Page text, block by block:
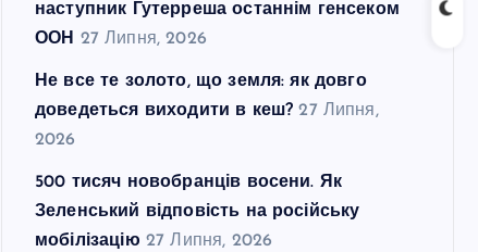
наступник Гутерреша останнім генсеком
ООН 27 Липня, 2026
Не все те золото, що земля: як довго
доведеться виходити в кеш? 27 Липня,
2026
500 тисяч новобранців восени. Як
Зеленський відповість на російську
мобілізацію 27 Липня, 2026